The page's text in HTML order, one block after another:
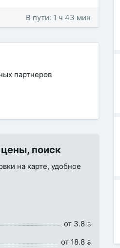
В пути: 1 ч 43 мин
партнеров
поиск
на карте, удобное
от 3.8 
от 18.8 